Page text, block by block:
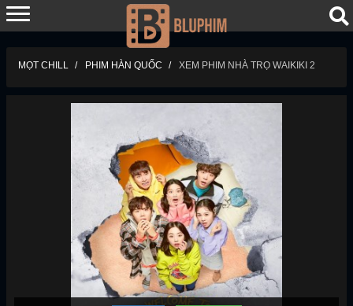
MỌT CHILL PHIM HÀN QUỐC XEM PHIM NHÀ TRỌ WAIKIKI 2